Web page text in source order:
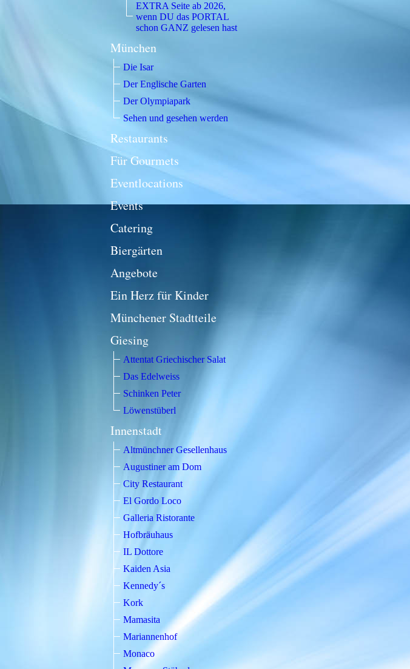
EXTRA Seite ab 2026,
wenn DU das PORTAL
schon GANZ gelesen hast
München
Die Isar
Der Englische Garten
Der Olympiapark
Sehen und gesehen werden
Restaurants
Für Gourmets
Eventlocations
Events
Catering
Biergärten
Angebote
Ein Herz für Kinder
Münchener Stadtteile
Giesing
Attentat Griechischer Salat
Das Edelweiss
Schinken Peter
Löwenstüberl
Innenstadt
Altmünchner Gesellenhaus
Augustiner am Dom
City Restaurant
El Gordo Loco
Galleria Ristorante
Hofbräuhaus
IL Dottore
Kaiden Asia
Kennedy´s
Kork
Mamasita
Mariannenhof
Monaco